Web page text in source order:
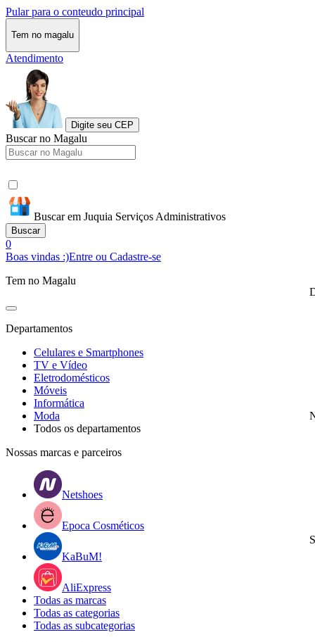
Pular para o conteudo principal
Tem no magalu
Atendimento
Digite seu CEP
Buscar no Magalu
Buscar em Juquia Serviços Administrativos
Buscar
0
Boas vindas :)Entre ou Cadastre-se
Tem no Magalu
Departamentos
Celulares e Smartphones
TV e Vídeo
Eletrodomésticos
Móveis
Informática
Moda
Todos os departamentos
Nossas marcas e parceiros
Netshoes
Epoca Cosméticos
KaBuM!
AliExpress
Todas as marcas
Todas as categorias
Todas as subcategorias